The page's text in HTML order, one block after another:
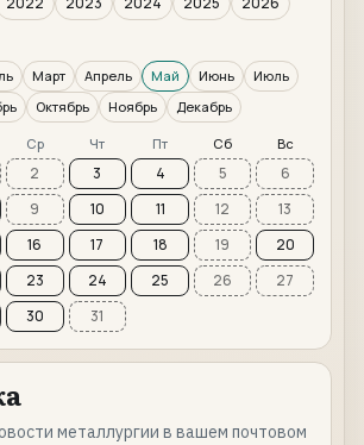
Март Апрель Май Июнь
Июль
Октябрь Ноябрь Декабрь
Ср Чт Пт Сб Вс
2 3 4 5
6
9 10 11 12
13
16 17 18 19
20
23 24 25 26
27
30 31
металлургии в вашем почтовом